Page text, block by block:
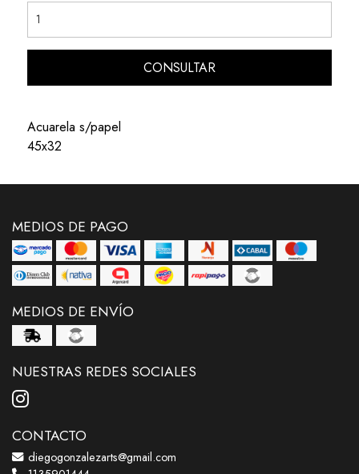
CONSULTAR
Acuarela s/papel
45x32
MEDIOS DE PAGO
MEDIOS DE ENVÍO
NUESTRAS REDES SOCIALES
CONTACTO
diegogonzalezarts@gmail.com